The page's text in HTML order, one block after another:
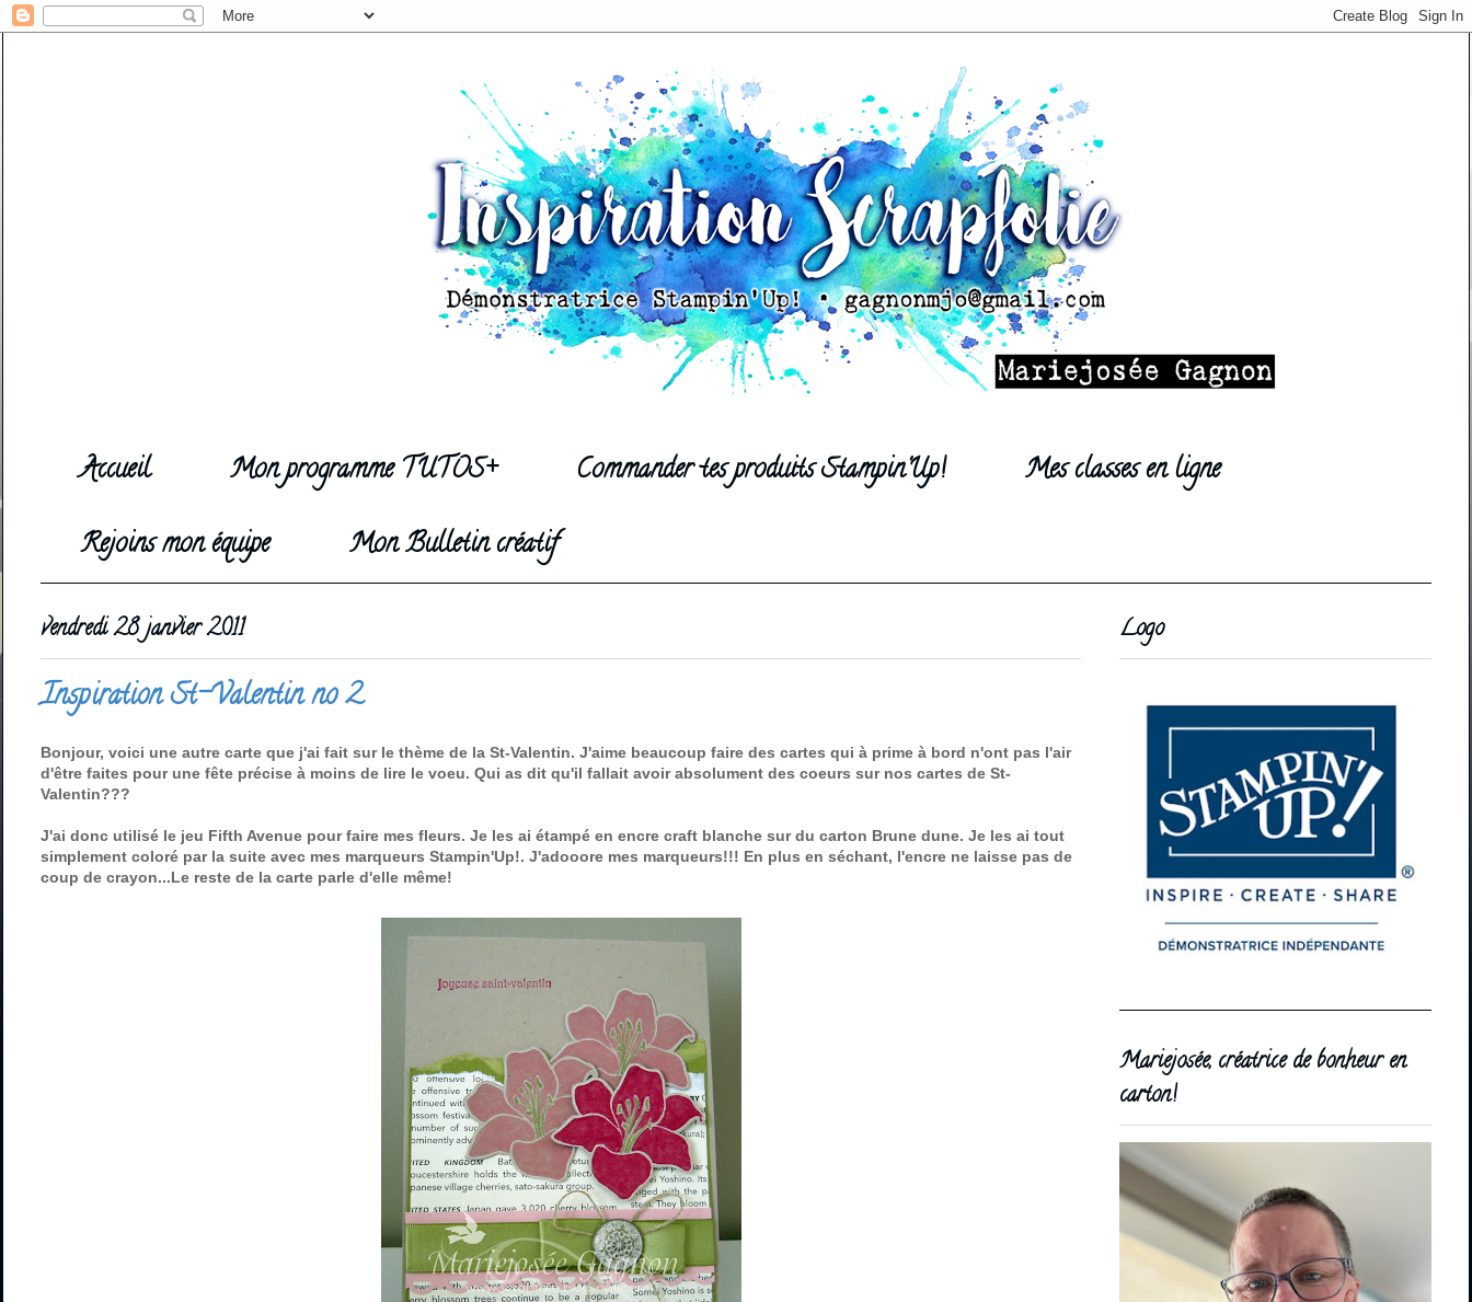
Accueil Mon programme TUTOS+ Commander tes produits Stampin'Up!
Mes classes en ligne
Rejoins mon équipe
Mon Bulletin créatif
vendredi 28 janvier 2011
Inspiration St-Valentin no 2
Bonjour, voici une autre carte que j'ai fait sur le thème de la St-Valentin. J'aime beaucoup faire des cartes qui à prime à bord n'ont pas l'air
d'être faites pour une fête précise à moins de lire le voeu. Qui as dit qu'il fallait avoir absolument des coeurs sur nos cartes de St-
Valentin???
J'ai donc utilisé le jeu Fifth Avenue pour faire mes fleurs. Je les ai étampé en encre craft blanche sur du carton Brune dune. Je les ai tout
simplement coloré par la suite avec mes marqueurs Stampin'Up!. J'adooore mes marqueurs!!! En plus en séchant, l'encre ne laisse pas de
coup de crayon...Le reste de la carte parle d'elle même!
Logo
Mariejosée, créatrice de bonheur en
carton!